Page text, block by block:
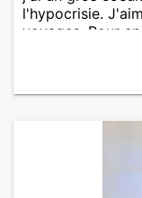
l'hypocrisie.
voyages. Pour